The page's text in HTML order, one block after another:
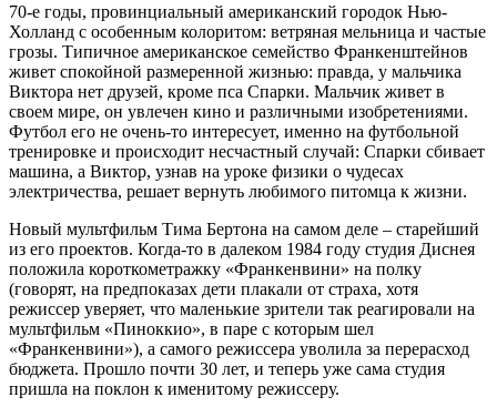
70-е годы, провинциальный американский городок Нью-
Холланд с особенным колоритом: ветряная мельница и частые
грозы. Типичное американское семейство Франкенштейнов
живет спокойной размеренной жизнью: правда, у мальчика
Виктора нет друзей, кроме пса Спарки. Мальчик живет в
своем мире, он увлечен кино и различными изобретениями.
Футбол его не очень-то интересует, именно на футбольной
тренировке и происходит несчастный случай: Спарки сбивает
машина, а Виктор, узнав на уроке физики о чудесах
электричества, решает вернуть любимого питомца к жизни.
Новый мультфильм Тима Бертона на самом деле – старейший
из его проектов. Когда-то в далеком 1984 году студия Диснея
положила короткометражку «Франкенвини» на полку
(говорят, на предпоказах дети плакали от страха, хотя
режиссер уверяет, что маленькие зрители так реагировали на
мультфильм «Пиноккио», в паре с которым шел
«Франкенвини»), а самого режиссера уволила за перерасход
бюджета. Прошло почти 30 лет, и теперь уже сама студия
пришла на поклон к именитому режиссеру.